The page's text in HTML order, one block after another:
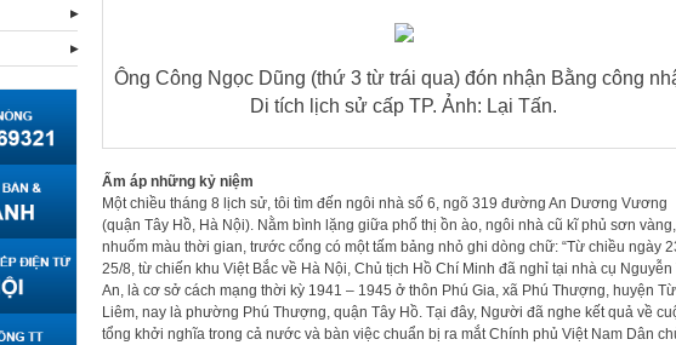
Ông Công Ngọc Dũng (thứ 3 từ trái qua) đón nhận Bằng công
Di tích lịch sử cấp TP. Ảnh: Lại Tấn.
Ấm áp những kỷ niệm
Một chiều tháng 8 lịch sử, tôi tìm đến ngôi nhà số 6, ngõ 319 đường An Dương Vương
(quận Tây Hồ, Hà Nội). Nằm bình lặng giữa phố thị ồn ào, ngôi nhà cũ kĩ phủ sơn vàng,
nhuốm màu thời gian, trước cổng có một tấm bảng nhỏ ghi dòng chữ: “Từ chiều ngày
25/8, từ chiến khu Việt Bắc về Hà Nội, Chủ tịch Hồ Chí Minh đã nghỉ tại nhà cụ Nguyễn
An, là cơ sở cách mạng thời kỳ 1941 – 1945 ở thôn Phú Gia, xã Phú Thượng, huyện Từ
Liêm, nay là phường Phú Thượng, quận Tây Hồ. Tại đây, Người đã nghe kết quả về
tổng khởi nghĩa trong cả nước và bàn việc chuẩn bị ra mắt Chính phủ Việt Nam Dân